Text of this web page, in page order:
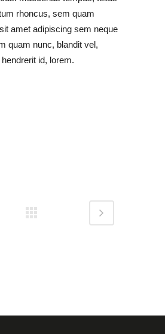
rhoncus, sem quam
amet adipiscing sem neque
quam nunc, blandit vel,
id, lorem.